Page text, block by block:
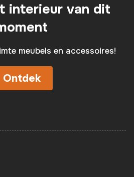
interieur van dit
meubels en accessoires!
Ontdek